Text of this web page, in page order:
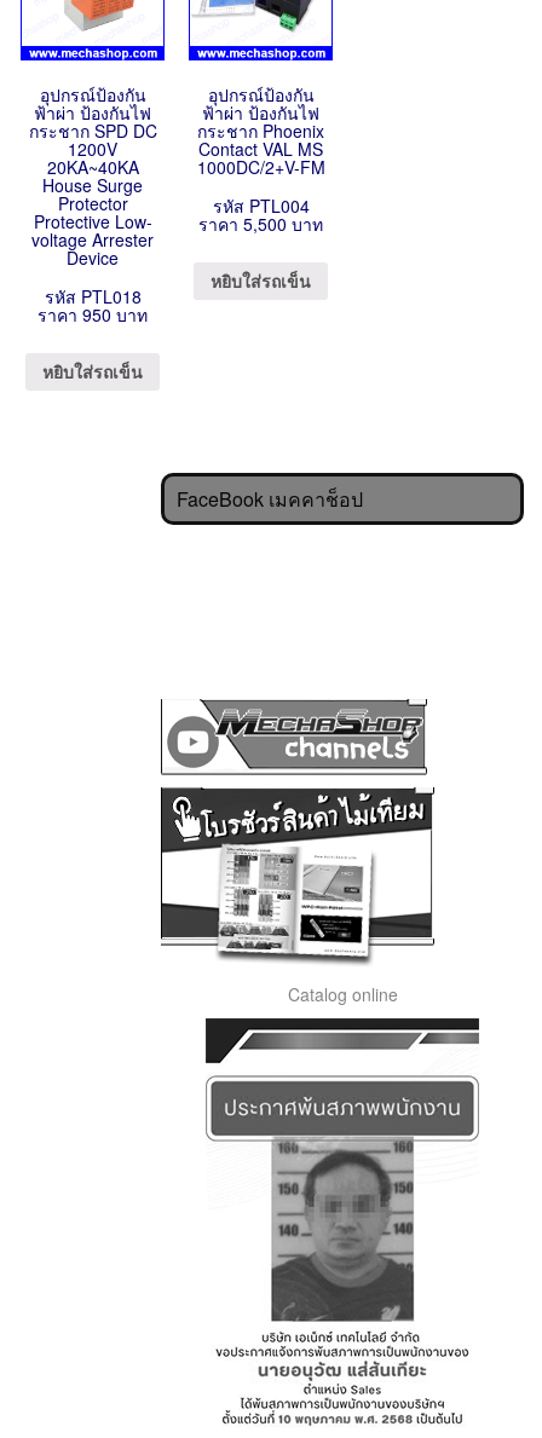
อุปกรณ์ป้องกัน
ฟ้าผ่า ป้องกันไฟ
กระชาก SPD DC
1200V
20KA~40KA
House Surge
Protector
Protective Low-
voltage Arrester
Device
รหัส PTL018
ราคา 950 บาท
หยิบใส่รถเข็น
อุปกรณ์ป้องกัน
ฟ้าผ่า ป้องกันไฟ
กระชาก Phoenix
Contact VAL MS
1000DC/2+V-FM
รหัส PTL004
ราคา 5,500 บาท
หยิบใส่รถเข็น
FaceBook เมคคาช็อป
Catalog online